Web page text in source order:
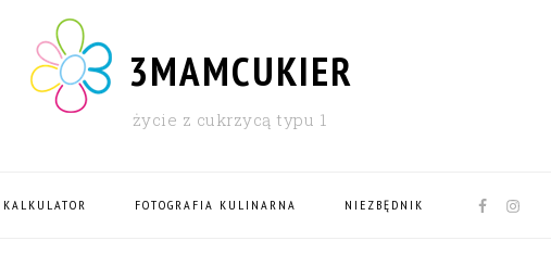
3MAMCUKIER
życie z cukrzycą typu 1
KALKULATOR FOTOGRAFIA KULINARNA NIEZBĘDNIK
NAV